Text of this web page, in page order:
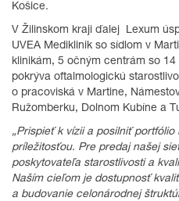
Košice.
V Žilinskom kraji ďalej Lexum
UVEA Mediklinik so sídlom v
klinikám, 5 očným centrám so
pokrýva oftalmologickú
o pracoviská v Martine,
Ružomberku, Dolnom Kubíne a
„Prispieť k vízii a posilniť
príležitosťou. Pre predaj našej
poskytovateľa starostlivosti a
Naším cieľom je dostupnosť
a budovanie celonárodnej